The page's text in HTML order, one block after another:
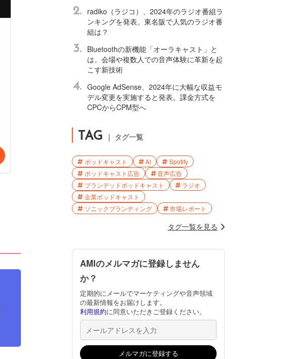
2.
radiko（ラジコ）、2024年のラジオ番組ラ
ンキングを発表。東名阪で人気のラジオ番
組は？
3.
Bluetoothの新機能「オーラキャスト」と
は。会場や複数人での音声体験に革新を起
こす新技術
4. Google AdSense、2024年に大幅な収益モ
デル変更を実施すると発表。課金方式を
CPCからCPM型へ
TAG ｜ タグ一覧
ポッドキャスト AI
Spotify
ポッドキャスト広告
音声広告
ブランデッドポッドキャスト
ラジオ
企業ポッドキャスト
ソニックブランディング
市場レポート
タグ一覧を見る
AMIのメルマガに登録しません
か？
定期的にメールでマーケティングや音声領域
の最新情報をお届けします。
利用規約に同意いただきご登録ください。